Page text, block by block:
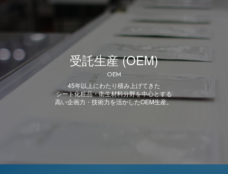
受託生産 (OEM)
OEM
45年以上にわたり積み上げてきた
シート化粧品・衛生材料分野を中心とする
高い企画力・技術力を活かしたOEM生産。